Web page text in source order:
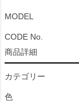
MODEL
CODE No.
商品詳細
カテゴリー
色